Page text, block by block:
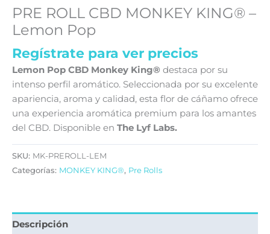
PRE ROLL CBD MONKEY KING® –
Lemon Pop
Regístrate para ver precios
Lemon Pop CBD Monkey King® destaca por su
intenso perfil aromático. Seleccionada por su excelente
apariencia, aroma y calidad, esta flor de cáñamo ofrece
una experiencia aromática premium para los amantes
del CBD. Disponible en The Lyf Labs.
SKU: MK-PREROLL-LEM
Categorías: MONKEY KING®, Pre Rolls
Descripción